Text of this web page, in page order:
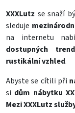
XXXLutz se snaží
sleduje
na internetu
dostupných
rustikální vzhled.
Abyste se cítili při
si dům nábytku
Mezi XXXLutz